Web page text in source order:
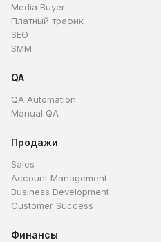
Media Buyer
Платный трафик
SEO
SMM
QA
QA Automation
Manual QA
Продажи
Sales
Account Management
Business Development
Customer Success
Финансы